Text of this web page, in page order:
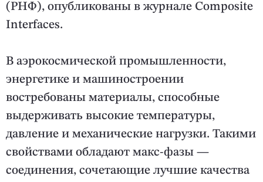
(РНФ), опубликованы в журнале Composite
Interfaces.
В аэрокосмической промышленности,
энергетике и машиностроении
востребованы материалы, способные
выдерживать высокие температуры,
давление и механические нагрузки. Такими
свойствами обладают макс-фазы —
соединения, сочетающие лучшие качества